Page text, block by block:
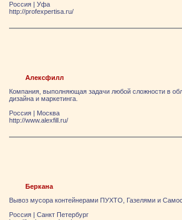
Россия | Уфа
http://profexpertisa.ru/
Алексфилл
Компания, выполняющая задачи любой сложности в
дизайна и маркетинга.
Россия | Москва
http://www.alexfill.ru/
Беркана
Вывоз мусора контейнерами ПУХТО, Газелями и
Россия | Санкт Петербург